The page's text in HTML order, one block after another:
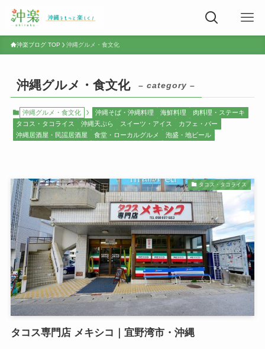
沖楽ブログ TOP 沖縄グルメ・食文化
沖縄グルメ・食文化 – category –
沖縄グルメ・食文化 沖縄そば・沖縄料理 海鮮料理
肉料理・ステーキ
タコス・タコライス
沖縄天ぷら スイーツ・アイス
カフェ・バー
沖縄居酒屋・民謡居酒屋
食堂・ローカルグルメ 泡盛・地ビール
タコス・タコライス
タコス専門店 メキシコ｜宜野湾市・沖縄